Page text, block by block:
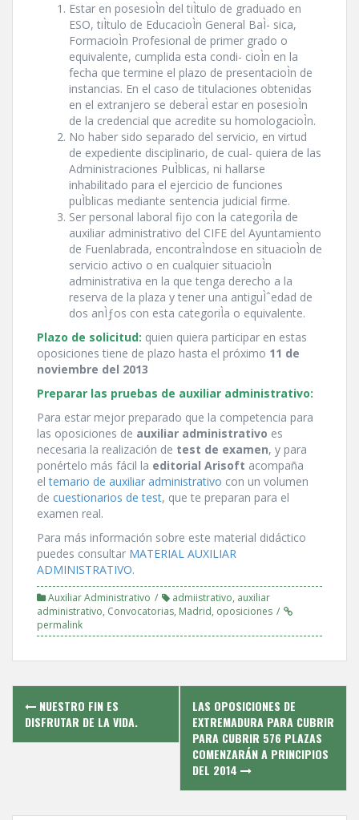
Estar en posesioÌn del tiÌtulo de graduado en
ESO, tiÌtulo de EducacioÌn General BaÌ- sica,
FormacioÌn Profesional de primer grado o
equivalente, cumplida esta condi- cioÌn en la
fecha que termine el plazo de presentacioÌn de
instancias. En el caso de titulaciones obtenidas
en el extranjero se deberaÌ estar en posesioÌn
de la credencial que acredite su homologacioÌn.
No haber sido separado del servicio, en virtud
de expediente disciplinario, de cual- quiera de las
Administraciones PuÌblicas, ni hallarse
inhabilitado para el ejercicio de funciones
puÌblicas mediante sentencia judicial firme.
Ser personal laboral fijo con la categoriÌa de
auxiliar administrativo del CIFE del Ayuntamiento
de Fuenlabrada, encontraÌndose en situacioÌn de
servicio activo o en cualquier situacioÌn
administrativa en la que tenga derecho a la
reserva de la plaza y tener una antiguÌˆedad de
dos anÌƒos con esta categoriÌa o equivalente.
Plazo de solicitud: quien quiera participar en estas
oposiciones tiene de plazo hasta el próximo 11 de
noviembre del 2013
Preparar las pruebas de auxiliar administrativo:
Para estar mejor preparado que la competencia para
las oposiciones de auxiliar administrativo es
necesaria la realización de test de examen, y para
ponértelo más fácil la editorial Arisoft acompaña
eltemario de auxiliar administrativo con un volumen
de cuestionarios de test, que te preparan para el
examen real.
Para más información sobre este material didáctico
puedes consultar MATERIAL AUXILIAR
ADMINISTRATIVO.
Auxiliar Administrativo admiistrativo, auxiliar
administrativo, Convocatorias, Madrid, oposiciones
permalink
Post
navigation
NUESTRO FIN ES
DISFRUTAR DE LA VIDA.
LAS OPOSICIONES DE
EXTREMADURA PARA CUBRIR
PARA CUBRIR 576 PLAZAS
COMENZARÁN A PRINCIPIOS
DEL 2014